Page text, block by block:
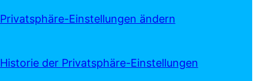
Privatsphäre-Einstellungen ändern
Historie der Privatsphäre-Einstellungen